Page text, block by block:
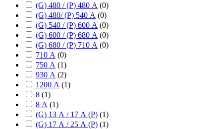
(G) 480 / (P) 480 А (0)
(G) 480/ (P) 540 А (0)
(G) 540 / (P) 600 А (0)
(G) 600 / (P) 680 А (0)
(G) 680 / (P) 710 А (0)
710 А (0)
750 А (1)
930 А (2)
1200 А (1)
8 (1)
8 А (1)
(G) 13 А / 17 А (P) (1)
(G) 17 А / 25 А (P) (1)